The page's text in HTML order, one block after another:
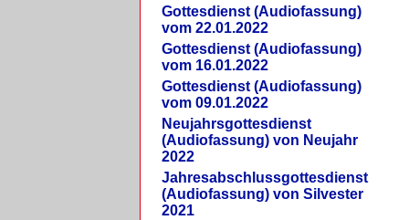
Gottesdienst (Audiofassung)
vom 22.01.2022
Gottesdienst (Audiofassung)
vom 16.01.2022
Gottesdienst (Audiofassung)
vom 09.01.2022
Neujahrsgottesdienst
(Audiofassung) von Neujahr
2022
Jahresabschlussgottesdienst
(Audiofassung) von Silvester
2021